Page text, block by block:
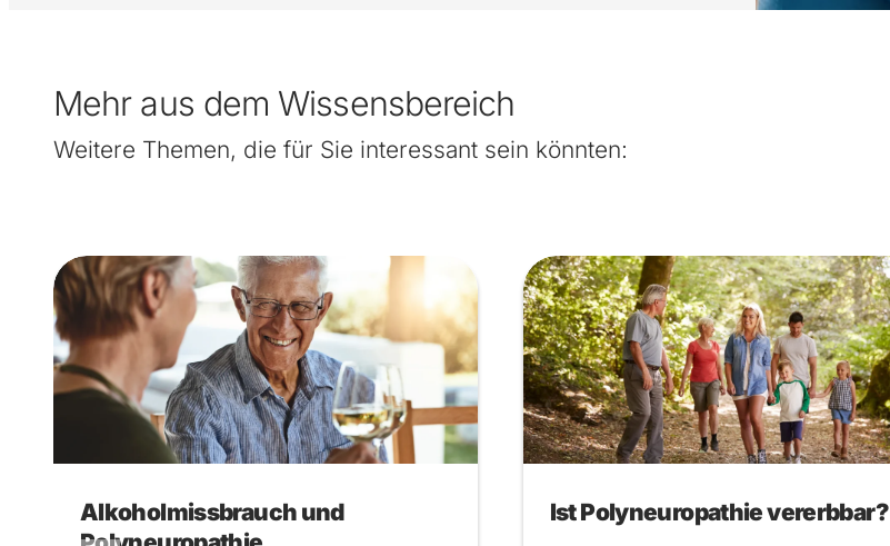
Mehr aus dem Wissensbereich
Weitere Themen, die für Sie interessant sein könnten:
Alkoholmissbrauch und
Ist Polyneuropathie vererbbar?